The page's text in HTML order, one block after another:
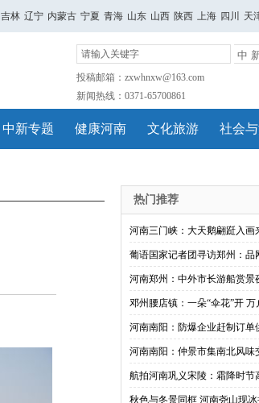
吉林 辽宁 内蒙古 宁夏 青海 山东 山西 陕西 上海 四川 天
投稿邮箱：zxwhnxw@163.com
新闻热线：0371-65700861
中新专题 健康河南 文化旅游 社会
热门推荐
河南三门峡：大天鹅翩跹入画
葡语国家记者团寻访郑州：品
河南郑州：中外市长游船赏景
邓州腰店镇：一朵“伞花”开 万
河南南阳：防爆企业赶制订单
河南南阳：仲景市集南北风味
航拍河南巩义宋陵：霜降时节
秋色与冬景同框 河南尧山现